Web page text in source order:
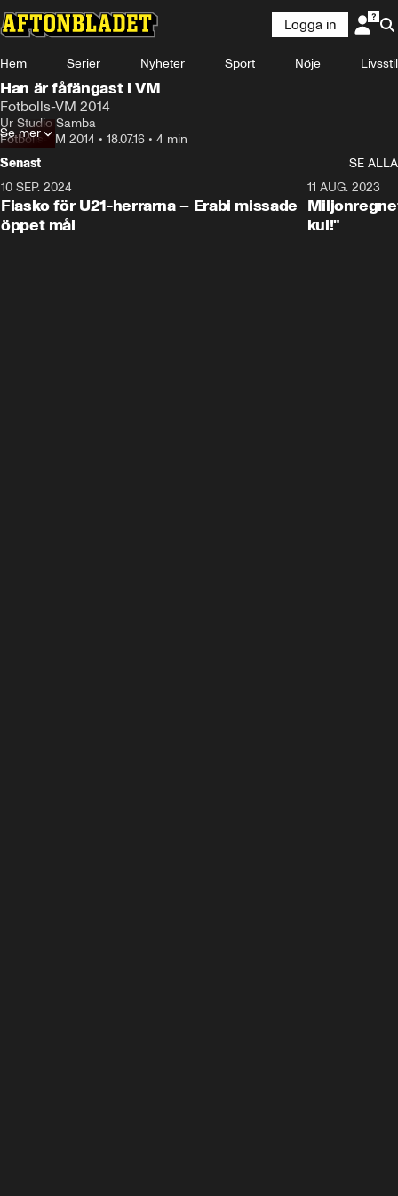
Logga in
Hem Serier Nyheter Sport Nöje Livsstil
Han är fåfängast i VM
Fotbolls-VM 2014
Ur Studio Samba
Fotbolls-VM 2014 • 18.07.16 • 4 min
Se mer
Senast
SE ALLA
10 SEP. 2024
Fiasko för U21-herrarna – Erabi missade
öppet mål
11 AUG. 2023
kul!"